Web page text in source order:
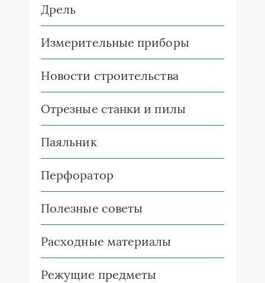
Дрель
Измерительные приборы
Новости строительства
Отрезные станки и пилы
Паяльник
Перфоратор
Полезные советы
Расходные материалы
Режущие предметы